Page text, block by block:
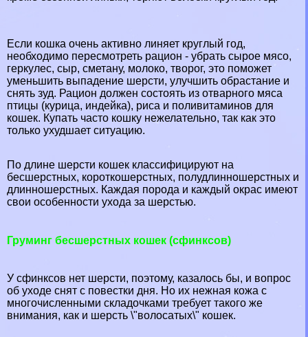
Если кошка очень активно линяет круглый год,
необходимо пересмотреть рацион - убрать сырое мясо,
геркулес, сыр, сметану, молоко, творог, это поможет
уменьшить выпадение шерсти, улучшить обрастание и
снять зуд. Рацион должен состоять из отварного мяса
птицы (курица, индейка), риса и поливитаминов для
кошек. Купать часто кошку нежелательно, так как это
только ухудшает ситуацию.
По длине шерсти кошек классифицируют на
бесшерстных, короткошерстных, полудлинношерстных и
длинношерстных. Каждая порода и каждый окрас имеют
свои особенности ухода за шерстью.
Груминг бесшерстных кошек (сфинксов)
У сфинксов нет шерсти, поэтому, казалось бы, и вопрос
об уходе снят с повестки дня. Но их нежная кожа с
многочисленными складочками требует такого же
внимания, как и шерсть \"волосатых\" кошек.